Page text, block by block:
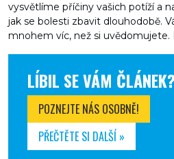
vysvětlíme příčiny vašich potíží a
jak se bolesti zbavit dlouhodobě.
mnohem víc, než si uvědomujete.
LÍBIL SE VÁM ČLÁNEK?
POZNEJTE NÁS OSOBNĚ!
PŘEČTĚTE SI DALŠÍ »